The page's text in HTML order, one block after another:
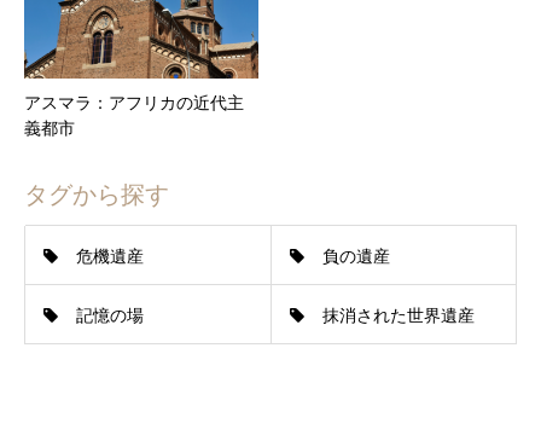
アスマラ：アフリカの近代主
義都市
タグから探す
危機遺産 負の遺産
記憶の場 抹消された世界遺産